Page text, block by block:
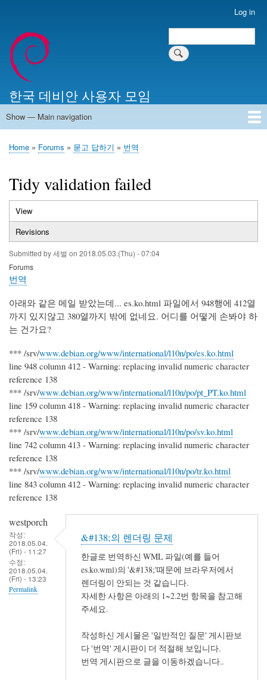
account
menu
Log in
Search
한국 데비안 사용자 모임
Main
Show — Main navigation
Home
알리는 말씀
최근 게시물
위키 문서
미러 서버
Breadcrumb
Home Forums 묻고 답하기 번역
Tidy validation failed
Primary
tabs
View
tab)
Revisions
Submitted by세벌 on 2018.05.03.(Thu) - 07:04
Forums
번역
아래와 같은 메일 받았는데... es.ko.html 파일에서 948행에 412열
까지 있지않고 380열까지 밖에 없네요. 어디를 어떻게 손봐야 하
는 건가요?
*** /srv/www.debian.org/www/international/l10n/po/es.ko.html
line 948 column 412 - Warning: replacing invalid numeric character
reference 138
*** /srv/www.debian.org/www/international/l10n/po/pt_PT.ko.html
line 159 column 418 - Warning: replacing invalid numeric character
reference 138
*** /srv/www.debian.org/www/international/l10n/po/sv.ko.html
line 742 column 413 - Warning: replacing invalid numeric character
reference 138
*** /srv/www.debian.org/www/international/l10n/po/tr.ko.html
line 843 column 412 - Warning: replacing invalid numeric character
reference 138
westporch
작성:
2018.05.04.
(Fri) - 11:27
수정:
2018.05.04.
(Fri) - 13:23
Permalink
&#138;의 렌더링 문제
한글로 번역하신 WML 파일(예를 들어
es.ko.wml)의 '&#138;'때문에 브라우저에서
렌더링이 안되는 것 같습니다.
자세한 사항은 아래의 1~2.2번 항목을 참고해
주세요.
작성하신 게시물은 '일반적인 질문' 게시판보
다 '번역' 게시판이 더 적절해 보입니다.
번역 게시판으로 글을 이동하겠습니다..